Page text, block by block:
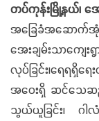
တပ်ကုန်းမြို့နယ်၊ အ
အခြေခံအဆောက်
အေးချမ်းသာကျေ
လုပ်ခြင်း၊ရေရရှိ
အဝေးရှိ ဆင်သေဆ
သွယ်ယူခြင်း၊ ဂ